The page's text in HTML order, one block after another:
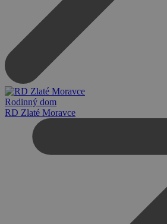
Rodinný dom
RD Zlaté Moravce